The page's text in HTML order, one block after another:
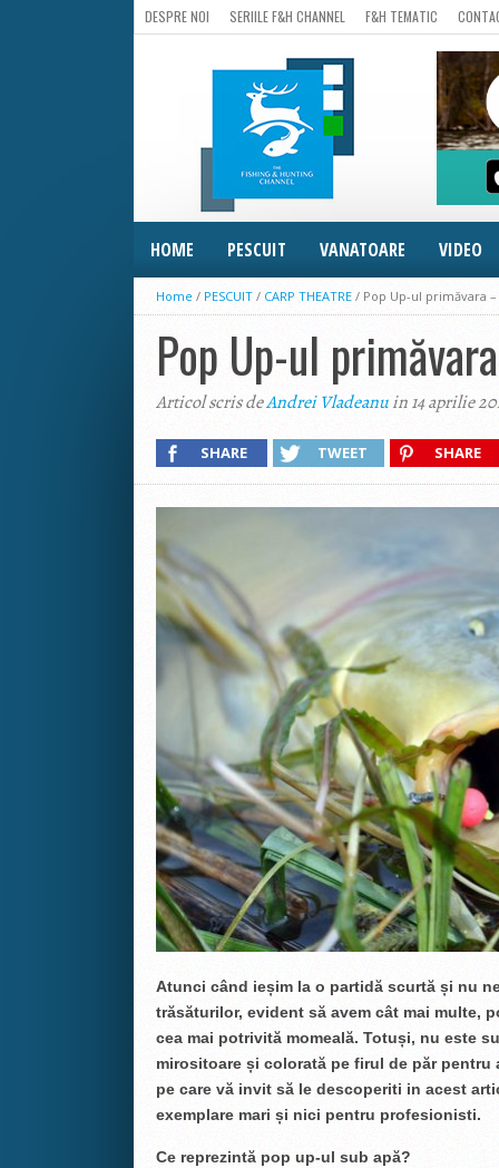
DESPRE NOI SERIILE F&H CHANNEL F&H TEMATIC
HOME PESCUIT VANATOARE VIDEO
Home / PESCUIT / CARP THEATRE / Pop Up-ul primăvara
Pop Up-ul
Articol scris deAndrei Vladeanuin 14 aprilie
SHARE TWEET SHARE
Atunci când ieșim la o partidă scurtă și nu
trăsăturilor, evident să avem cât mai multe,
cea mai potrivită momeală. Totuși, nu este
mirositoare și colorată pe firul de păr pentru
pe care vă invit să le descoperiti in acest
exemplare mari și nici pentru profesionisti.
Ce reprezintă pop up-ul sub apă?